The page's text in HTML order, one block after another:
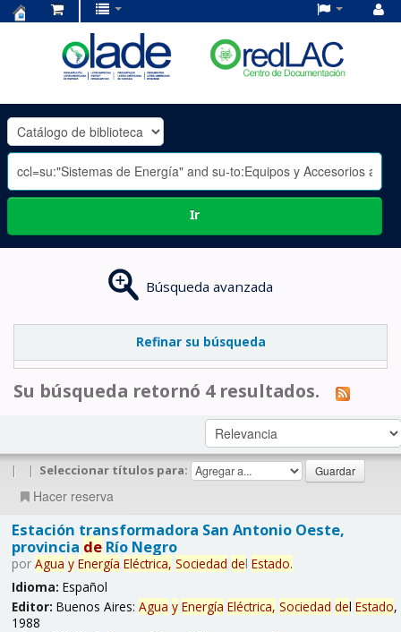
OLADE
-
Ir
Búsqueda avanzada
Refinar su búsqueda
Su búsqueda retornó 4 resultados.
| | Seleccionar títulos para:
Hacer reserva
Estación transformadora San Antonio Oeste,
provincia deRío Negro
por Agua y Energía Eléctrica, Sociedad del Estado.
Idioma: Español
Editor: Buenos Aires: Agua y Energía Eléctrica, Sociedad del Estado,
1988